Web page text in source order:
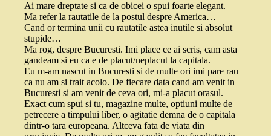
Ai mare dreptate si ca de obicei o spui foarte elegant.
Ma refer la rautatile de la postul despre America…
Cand or termina unii cu rautatile astea inutile si absolut
stupide…
Ma rog, despre Bucuresti. Imi place ce ai scris, cam asta
gandeam si eu ca e de placut/neplacut la capitala.
Eu m-am nascut in Bucuresti si de multe ori imi pare rau
ca nu am si trait acolo. De fiecare data cand am venit in
Bucuresti si am venit de ceva ori, mi-a placut orasul.
Exact cum spui si tu, magazine multe, optiuni multe de
petrecere a timpului liber, o agitatie demna de o capitala
dintr-o tara europeana. Altceva fata de viata din